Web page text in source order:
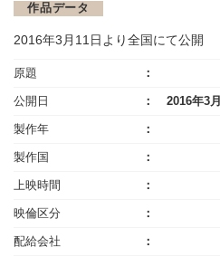
作品データ
2016年3月11日より全国にて公開
原題
公開日 2016年3
製作年
製作国
上映時間
映倫区分
配給会社